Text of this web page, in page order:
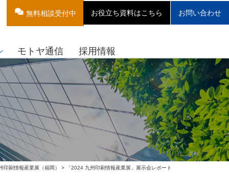
無料相談受付中 お役立ち資料はこちら お問い合わせ
モトヤ通信 採用情報
印刷情報産業展（福岡） > 「2024 九州印刷情報産業展」展示会レポート